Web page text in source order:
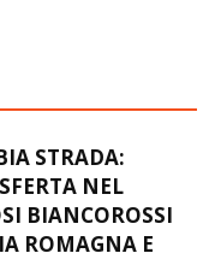
STRADA:
NEL
BIANCOROSSI
ROMAGNA E